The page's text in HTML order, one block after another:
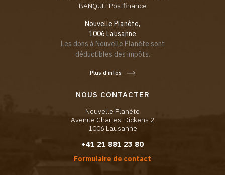
BANQUE: Postfinance
Nouvelle Planète,
1006 Lausanne
Les dons à Nouvelle Planète sont
déductibles des impôts.
Plus d’infos
NOUS CONTACTER
Nouvelle Planète
Avenue Charles-Dickens 2
1006 Lausanne
+41 21 881 23 80
Formulaire de contact